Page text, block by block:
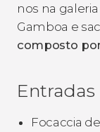
nos na
Gamboa e
composto
Entradas
Focaccia